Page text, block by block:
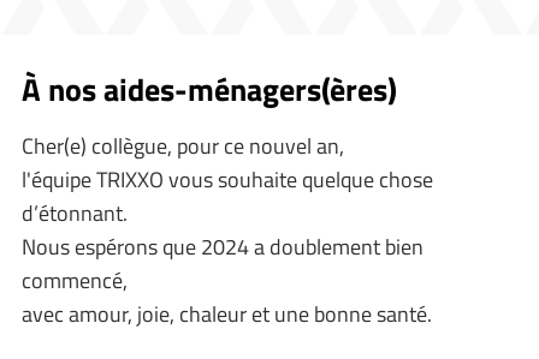
À nos aides-ménagers(ères)
Cher(e) collègue, pour ce nouvel an,
l'équipe TRIXXO vous souhaite quelque chose
d’étonnant.
Nous espérons que 2024 a doublement bien
commencé,
avec amour, joie, chaleur et une bonne santé.